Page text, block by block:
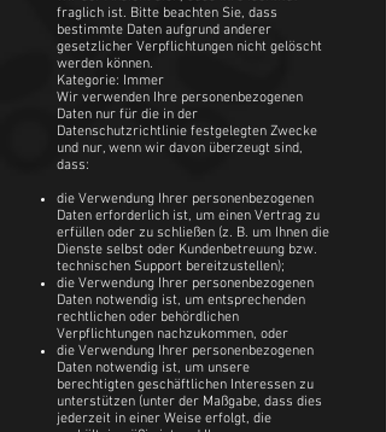
fraglich ist. Bitte beachten Sie, dass
bestimmte Daten aufgrund anderer
gesetzlicher Verpflichtungen nicht gelöscht
werden können.
Kategorie: Immer
Wir verwenden Ihre personenbezogenen
Daten nur für die in der
Datenschutzrichtlinie festgelegten Zwecke
und nur, wenn wir davon überzeugt sind,
dass:
die Verwendung Ihrer personenbezogenen
Daten erforderlich ist, um einen Vertrag zu
erfüllen oder zu schließen (z. B. um Ihnen die
Dienste selbst oder Kundenbetreuung bzw.
technischen Support bereitzustellen);
die Verwendung Ihrer personenbezogenen
Daten notwendig ist, um entsprechenden
rechtlichen oder behördlichen
Verpflichtungen nachzukommen, oder
die Verwendung Ihrer personenbezogenen
Daten notwendig ist, um unsere
berechtigten geschäftlichen Interessen zu
unterstützen (unter der Maßgabe, dass dies
jederzeit in einer Weise erfolgt, die